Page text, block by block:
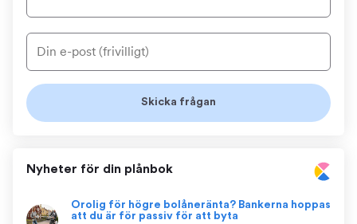
Nyheter för din plånbok
Orolig för högre bolåneränta? Bankerna hoppas
att du är för passiv för att byta